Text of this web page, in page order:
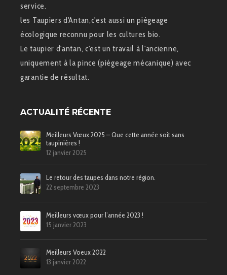
service.
les Taupiers d'Antan,c'est aussi un piégeage
écologique reconnu pour les cultures bio.
Le taupier d'antan, c'est un travail à l'ancienne,
uniquement à la pince (piégeage mécanique) avec
garantie de résultat.
ACTUALITÉ RÉCENTE
Meilleurs Vœux 2025 – Que cette année soit sans
taupinières !
12 janvier 2025
Le retour des taupes dans notre région.
22 septembre 2023
Meilleurs vœux pour l’année 2023 !
15 janvier 2023
Meilleurs Voeux 2022
13 janvier 2022